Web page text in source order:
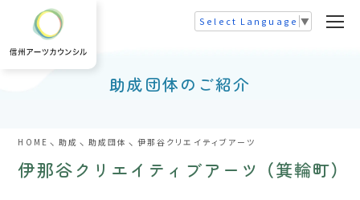
Select Language ▼
HOME 助成 助成団体 伊那谷クリエイティブアーツ
伊那谷クリエイティブアーツ （箕輪町）
助成団体のご紹介